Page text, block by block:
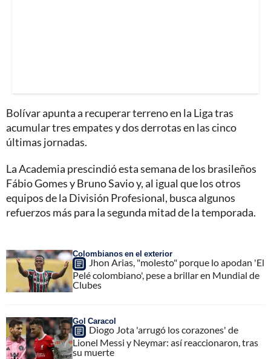
Bolívar apunta a recuperar terreno en la Liga tras
acumular tres empates y dos derrotas en las cinco
últimas jornadas.
La Academia prescindió esta semana de los brasileños
Fábio Gomes y Bruno Savio y, al igual que los otros
equipos de la División Profesional, busca algunos
refuerzos más para la segunda mitad de la temporada.
Colombianos en el exterior
Jhon Arias, "molesto" porque lo apodan 'El
Pelé colombiano', pese a brillar en Mundial de
Clubes
Gol Caracol
Diogo Jota 'arrugó los corazones' de
Lionel Messi y Neymar: así reaccionaron, tras
su muerte